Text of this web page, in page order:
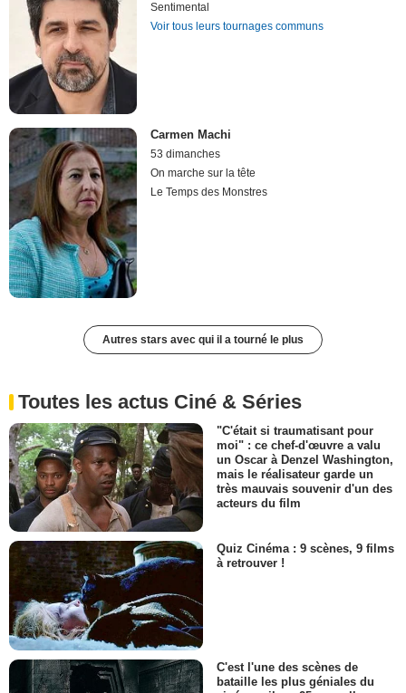
Sentimental
Voir tous leurs tournages communs
Carmen Machi
53 dimanches
On marche sur la tête
Le Temps des Monstres
Autres stars avec qui il a tourné le plus
Toutes les actus Ciné & Séries
"C'était si traumatisant pour
moi" : ce chef-d'œuvre a valu
un Oscar à Denzel Washington,
mais le réalisateur garde un
très mauvais souvenir d'un des
acteurs du film
Quiz Cinéma : 9 scènes, 9 films
à retrouver !
C'est l'une des scènes de
bataille les plus géniales du